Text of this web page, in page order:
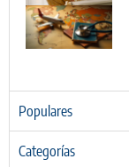
Populares
Categorías